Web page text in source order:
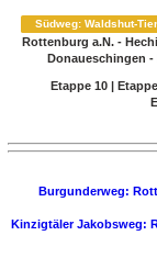
Südweg: Waldshut-
Rottenburg a.N. -
Donaueschingen
Etappe 10
Burgunderweg:
Kinzigtäler Jakobsweg: